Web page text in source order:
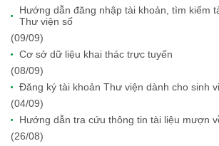
Hướng dẫn đăng nhập tài khoản, tìm kiếm
Thư viện số
(09/09)
Cơ sở dữ liệu khai thác trực tuyến
(08/09)
Đăng ký tài khoản Thư viện dành cho sinh
(04/09)
Hướng dẫn tra cứu thông tin tài liệu mượn
(26/08)